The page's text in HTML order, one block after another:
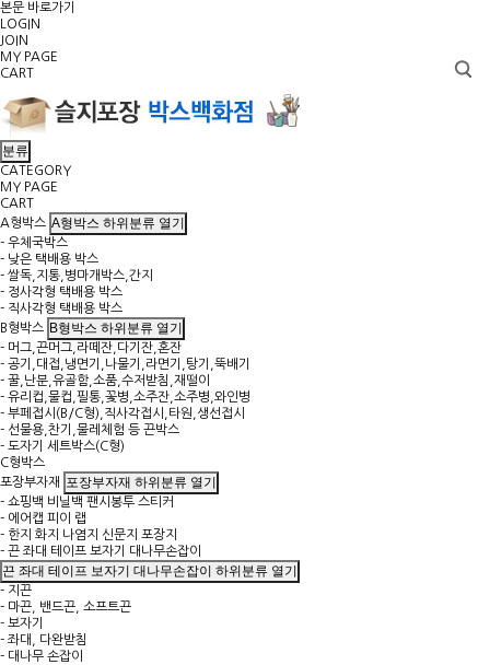
본문 바로가기
LOGIN
JOIN
MY PAGE
CART
분류
CATEGORY
MY PAGE
CART
A형박스 A형박스 하위분류 열기
- 우체국박스
- 낮은 택배용 박스
- 쌀독,지통,병마개박스,간지
- 정사각형 택배용 박스
- 직사각형 택배용 박스
B형박스 B형박스 하위분류 열기
- 머그,끈머그,라떼잔,다기잔,혼잔
- 공기,대접,냉면기,나물기,라면기,탕기,뚝배기
- 꿀,난분,유골함,소품,수저받침,재떨이
- 유리컵,물컵,필통,꽃병,소주잔,소주병,와인병
- 부페접시(B/C형),직사각접시,타원,생선접시
- 선물용,찬기,물레체험 등 끈박스
- 도자기 세트박스(C형)
C형박스
포장부자재
포장부자재 하위분류 열기
- 쇼핑백 비닐백 팬시봉투 스티커
- 에어캡 피이 랩
- 한지 화지 나염지 신문지 포장지
- 끈 좌대 테이프 보자기 대나무손잡이
끈 좌대 테이프 보자기 대나무손잡이 하위분류 열기
- 지끈
- 마끈, 밴드끈, 소프트끈
- 보자기
- 좌대, 다완받침
- 대나무 손잡이